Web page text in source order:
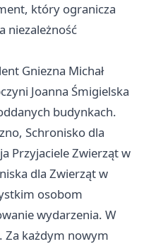
który ogranicza
niezależność
Gniezna Michał
Joanna Śmigielska
budynkach.
Schronisko dla
Przyjaciele Zwierząt w
dla Zwierząt w
osobom
wydarzenia. W
Za każdym nowym